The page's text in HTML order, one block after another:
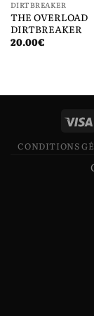
DIRTBREAKER
THE OVERLOAD
DIRTBREAKER
20.00€
CONDITIONS